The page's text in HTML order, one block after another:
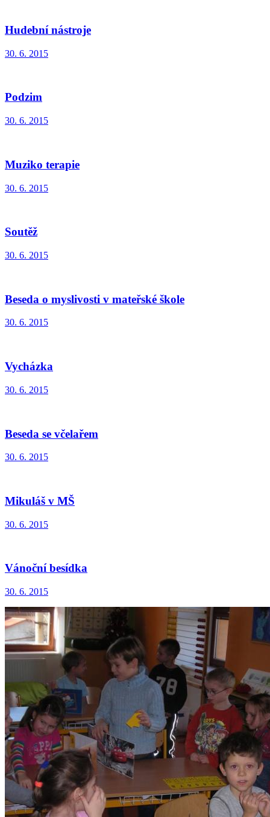
Hudební nástroje
30. 6. 2015
Podzim
30. 6. 2015
Muziko terapie
30. 6. 2015
Soutěž
30. 6. 2015
Beseda o myslivosti v mateřské škole
30. 6. 2015
Vycházka
30. 6. 2015
Beseda se včelařem
30. 6. 2015
Mikuláš v MŠ
30. 6. 2015
Vánoční besídka
30. 6. 2015